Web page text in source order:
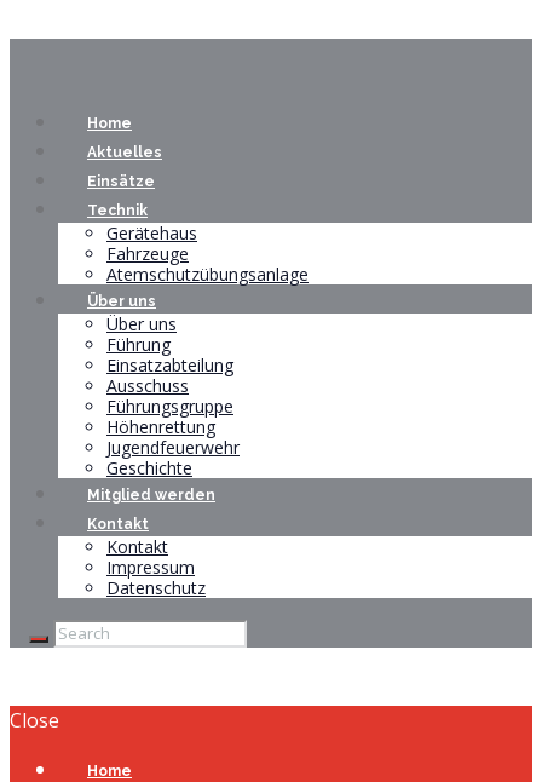
Home
Aktuelles
Einsätze
Technik
Gerätehaus
Fahrzeuge
Atemschutzübungsanlage
Über uns
Über uns
Führung
Einsatzabteilung
Ausschuss
Führungsgruppe
Höhenrettung
Jugendfeuerwehr
Geschichte
Mitglied werden
Kontakt
Kontakt
Impressum
Datenschutz
Close
Home